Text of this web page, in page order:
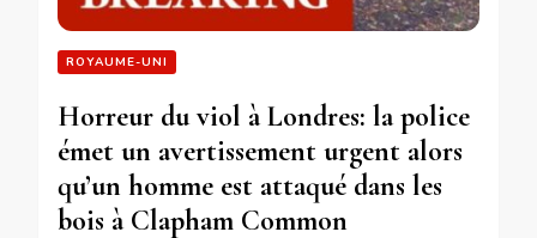
ROYAUME-UNI
Horreur du viol à Londres: la police
émet un avertissement urgent alors
qu’un homme est attaqué dans les
bois à Clapham Common